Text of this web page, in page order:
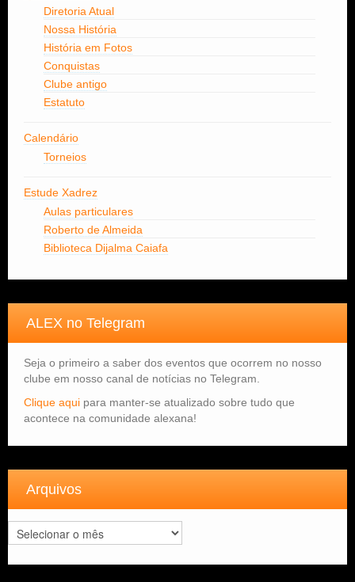
Diretoria Atual
Nossa História
História em Fotos
Conquistas
Clube antigo
Estatuto
Calendário
Torneios
Estude Xadrez
Aulas particulares
Roberto de Almeida
Biblioteca Dijalma Caiafa
ALEX no Telegram
Seja o primeiro a saber dos eventos que ocorrem no nosso
clube em nosso canal de notícias no Telegram.
Clique aqui para manter-se atualizado sobre tudo que
acontece na comunidade alexana!
Arquivos
Arquivos